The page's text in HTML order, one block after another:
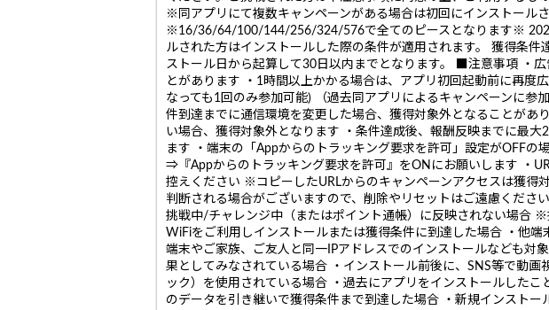
※同アプリにて複数キャンペーンがある場合は初回にインストー
※16/36/64/100/144/256/324/576で全てのピースとなります※
ルされた方はインストールした際の条件が適用されます。 獲得条
ストール日から起算して30日以内までとなります。 ■注意事項 ・
とがあります ・1時間以上かかる場合は、アプリ初回起動前に再度
なっても1回のみ参加可能) （過去同アプリによるキャンペーンに
件到達までに通信環境を変更した場合、獲得対象外となることがあ
い場合、獲得対象外となります ・条件達成後、報酬反映までに最
ます ・端末の「Appからのトラッキング要求を許可」設定がOFF
⇒『Appからのトラッキング要求を許可』をONにお願いします ・
控えください ※コピーしたURLからのキャンペーンアクセスは獲
判断される場合がございますので、削除やリセットはご遠慮くだ
挑戦中/チャレンジ中（またはポイント通帳）に反映されない場合
WiFiをご利用しインストールまたは獲得条件に到達した場合 ・他
端末やご家族、ご友人と同一IPアドレスでのインストールなども対
果としてみなされている場合 ・インストール前後に、SNS等で動
ック）を使用されている場合 ・過去にアプリをインストールした
のデータを引き継いで獲得条件まで到達した場合 ・新規インスト